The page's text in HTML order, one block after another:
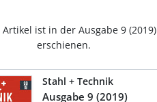
Artikel ist in der Ausgabe 9 (2019)
erschienen.
Stahl + Technik
Ausgabe 9 (2019)